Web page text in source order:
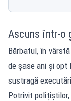
Ascuns într-o
Bărbatul, în
de șase ani și opt
sustragă
Potrivit